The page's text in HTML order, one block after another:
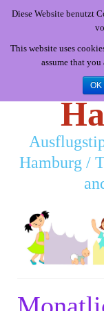
Hamburg /
Diese Website benutzt
This website uses
assume that
OK